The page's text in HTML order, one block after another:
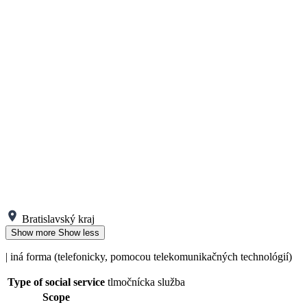
Bratislavský kraj
Show more Show less
| iná forma (telefonicky, pomocou telekomunikačných technológií)
Type of social service tlmočnícka služba
Scope